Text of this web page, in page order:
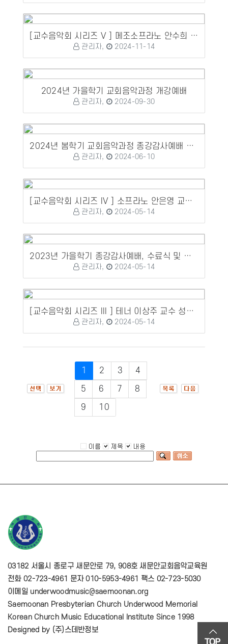
[교수음악회 시리즈 V ] 메조소프라노 안수희 교수 성가독창회
관리자, 2024-11-14
2024년 가을학기 교회음악과정 개강예배
관리자, 2024-09-30
2024년 봄학기 교회음악과정 종강감사예배 및 수료식, 정기연주회
관리자, 2024-06-10
[교수음악회 시리즈 IV ] 소프라노 안은영 교수 성가독창회
관리자, 2024-05-14
2023년 가을학기 종강감사예배, 수료식 및 정기연주회
관리자, 2024-05-14
[교수음악회 시리즈 III ] 테너 이상주 교수 성가독창회
관리자, 2024-05-14
1 2 3
4
5
6 7
8
9
10
03182 서울시 종로구 새문안로 79, 908호 새문안교회음악교육원
전화 02-723-4961 문자 010-5953-4961 팩스 02-723-5030
이메일 underwoodmusic@saemoonan.org
Saemoonan Presbyterian Church Underwood Memorial
Korean Church Music Educational Institute Since 1998
Designed by (주)스데반정보